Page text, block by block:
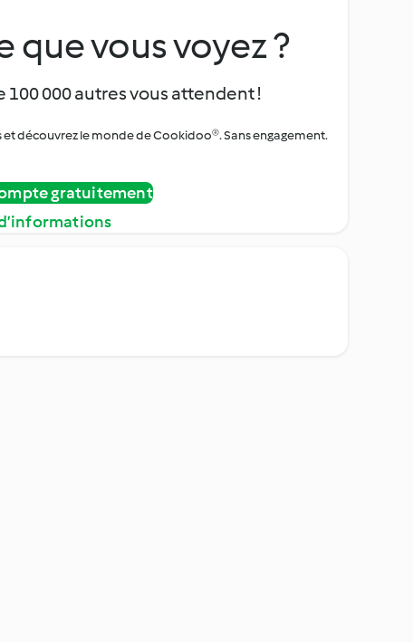
que vous voyez ?
000 autres vous attendent !
découvrez le monde de Cookidoo®. Sans engagement.
gratuitement